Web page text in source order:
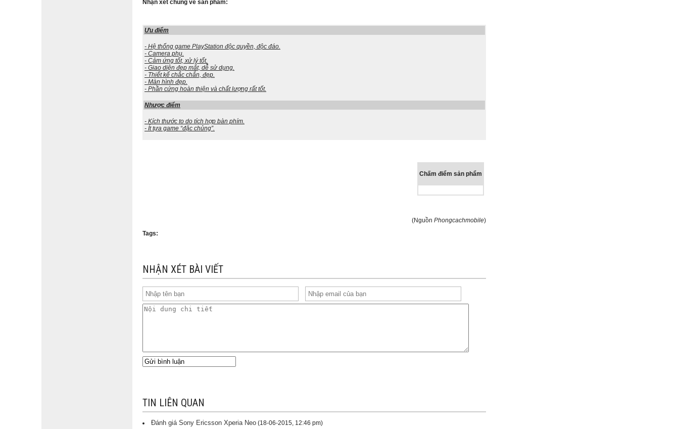
Nhận xét chung về sản phẩm:
Ưu điểm
- Hệ thống game PlayStation độc quyền, độc đáo.
- Camera phụ.
- Cảm ứng tốt, xử lý tốt.
- Giao diện đẹp mắt, dễ sử dụng.
- Thiết kế chắc chắn, đẹp.
- Màn hình đẹp.
- Phần cứng hoàn thiện và chất lượng rất tốt.
Nhược điểm
- Kích thước to do tích hợp bàn phím.
- Ít tựa game “đặc chủng”.
Chấm điểm sản phẩm
(Nguồn Phongcachmobile)
Tags:
NHẬN XÉT BÀI VIẾT
TIN LIÊN QUAN
Đánh giá Sony Ericsson Xperia Neo (18-06-2015, 12:46 pm)